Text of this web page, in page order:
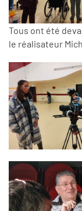
Tous ont été
le réalisateur